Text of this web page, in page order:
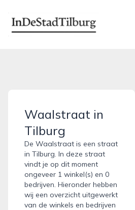
indestadtilburg.nl
Waalstraat in
Tilburg
De Waalstraat is een straat
in Tilburg. In deze straat
vindt je op dit moment
ongeveer 1 winkel(s) en 0
bedrijven. Hieronder hebben
wij een overzicht uitgewerkt
van de winkels en bedrijven